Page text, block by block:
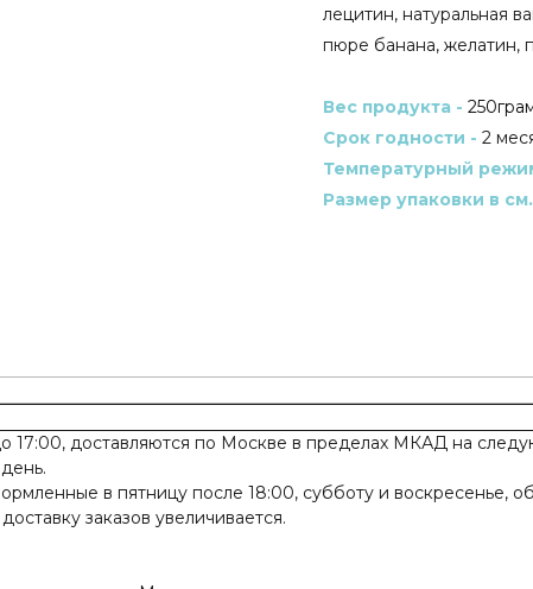
лецитин, натуральная
пюре банана, желатин,
Вес продукта -
Срок годности - 2
Температурный
Размер упаковки в
17:00, доставляются по Москве в пределах МКАД на
в пятницу после 18:00, субботу и воскресенье,
заказов увеличивается.